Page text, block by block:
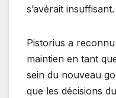
s’avérait insuffisant.
Pistorius a
maintien en tant
sein du nouveau
que les décisions